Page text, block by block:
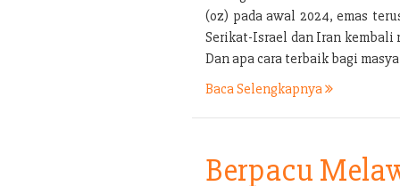
(oz) pada awal 2024, emas
Serikat-Israel dan Iran kembali
Dan apa cara terbaik bagi
Baca Selengkapnya
Berpacu